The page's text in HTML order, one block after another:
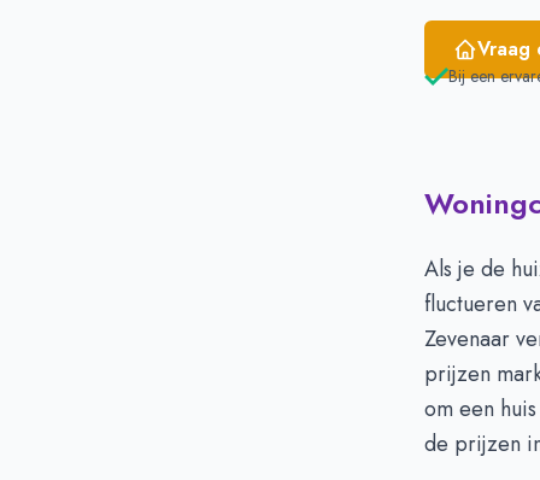
Vraag
Bij een
Als je de
fluctueren
Zevenaar
prijzen
om een
de prijzen